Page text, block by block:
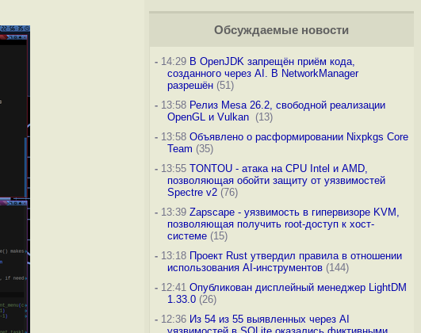
Обсуждаемые новости
-14:29 В OpenJDK запрещён приём кода,
созданного через AI. В NetworkManager
разрешён(51)
-13:58 Релиз Mesa 26.2, свободной реализации
OpenGL и Vulkan (13)
-13:58 Объявлено о расформировании Nixpkgs Core
Team (35)
-13:55 TONTOU - атака на CPU Intel и AMD,
позволяющая обойти защиту от уязвимостей
Spectre v2(76)
-13:39 Zapscape - уязвимость в гипервизоре KVM,
позволяющая получить root-доступ к хост-
системе(15)
-13:18 Проект Rust утвердил правила в отношении
использования AI-инструментов(144)
-12:41 Опубликован дисплейный менеджер LightDM
1.33.0(26)
-12:36 Из 54 из 55 выявленных через AI